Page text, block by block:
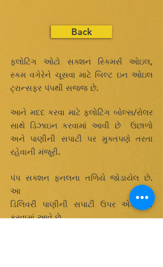
Back
ફ્લોટિંગ ઓટો સક્શન સ્કિમર્સ ઓઇલ,
સ્કમ વગેરેને ચૂસવા માટે બિલ્ટ ઇન ઓઇલ
ટ્રાન્સફર પંપથી સજ્જ છે.
આને મદદ કરવા માટે ફ્લોટિંગ બોલ્સ/રોલર
સાથે ડિઝાઇન કરવામાં આવી છે
ઉછાળો
અને પાણીની સપાટી પર મુક્તપણે તરતા
રહેવાની મંજૂરી.
પંપ સક્શન ફનલના તળિયે જોડાયેલ છે.
આ
ડિલિવરી પાણીની સપાટી ઉપર એકત્રિત
કરવામાં આવે છે